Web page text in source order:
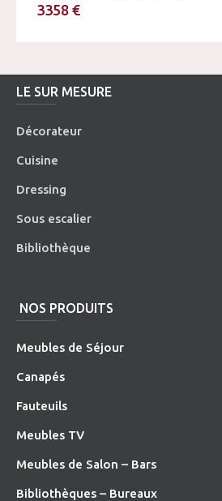
3358 €
LE SUR MESURE
Décorateur
Cuisine
Dressing
Sous escalier
Bibliothèque
NOS PRODUITS
Meubles de Séjour
Canapés
Fauteuils
Meubles TV
Meubles de Salon – Bars
Bibliothèques – Bureaux